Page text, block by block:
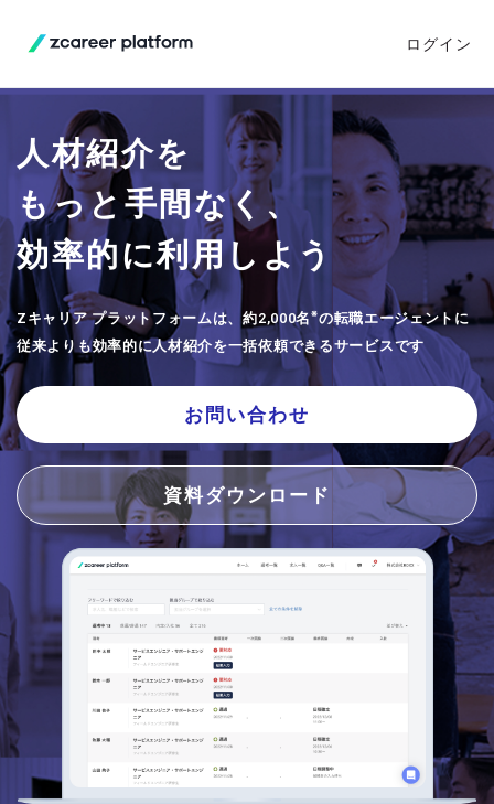
ログイン
人材紹介を
もっと手間なく、
効率的に利用しよう
Zキャリア プラットフォームは、約2,000名※の転職エージェントに
従来よりも効率的に人材紹介を一括依頼できるサービスです
お問い合わせ
資料ダウンロード